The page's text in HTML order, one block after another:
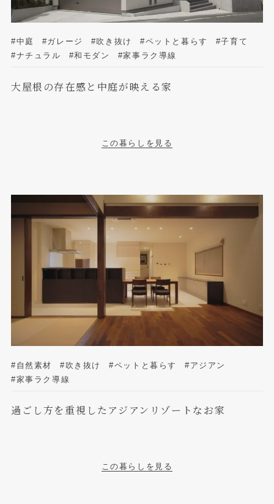
#中庭 #ガレージ #吹き抜け #ペットと暮らす
#子育て
#ナチュラル
#和モダン #家事ラク導線
大屋根の存在感と中庭が映える家
この暮らしを見る
#自然素材 #吹き抜け #ペットと暮らす
#アジアン
#家事ラク導線
過ごし方を重視したアジアンリゾートなお家
この暮らしを見る